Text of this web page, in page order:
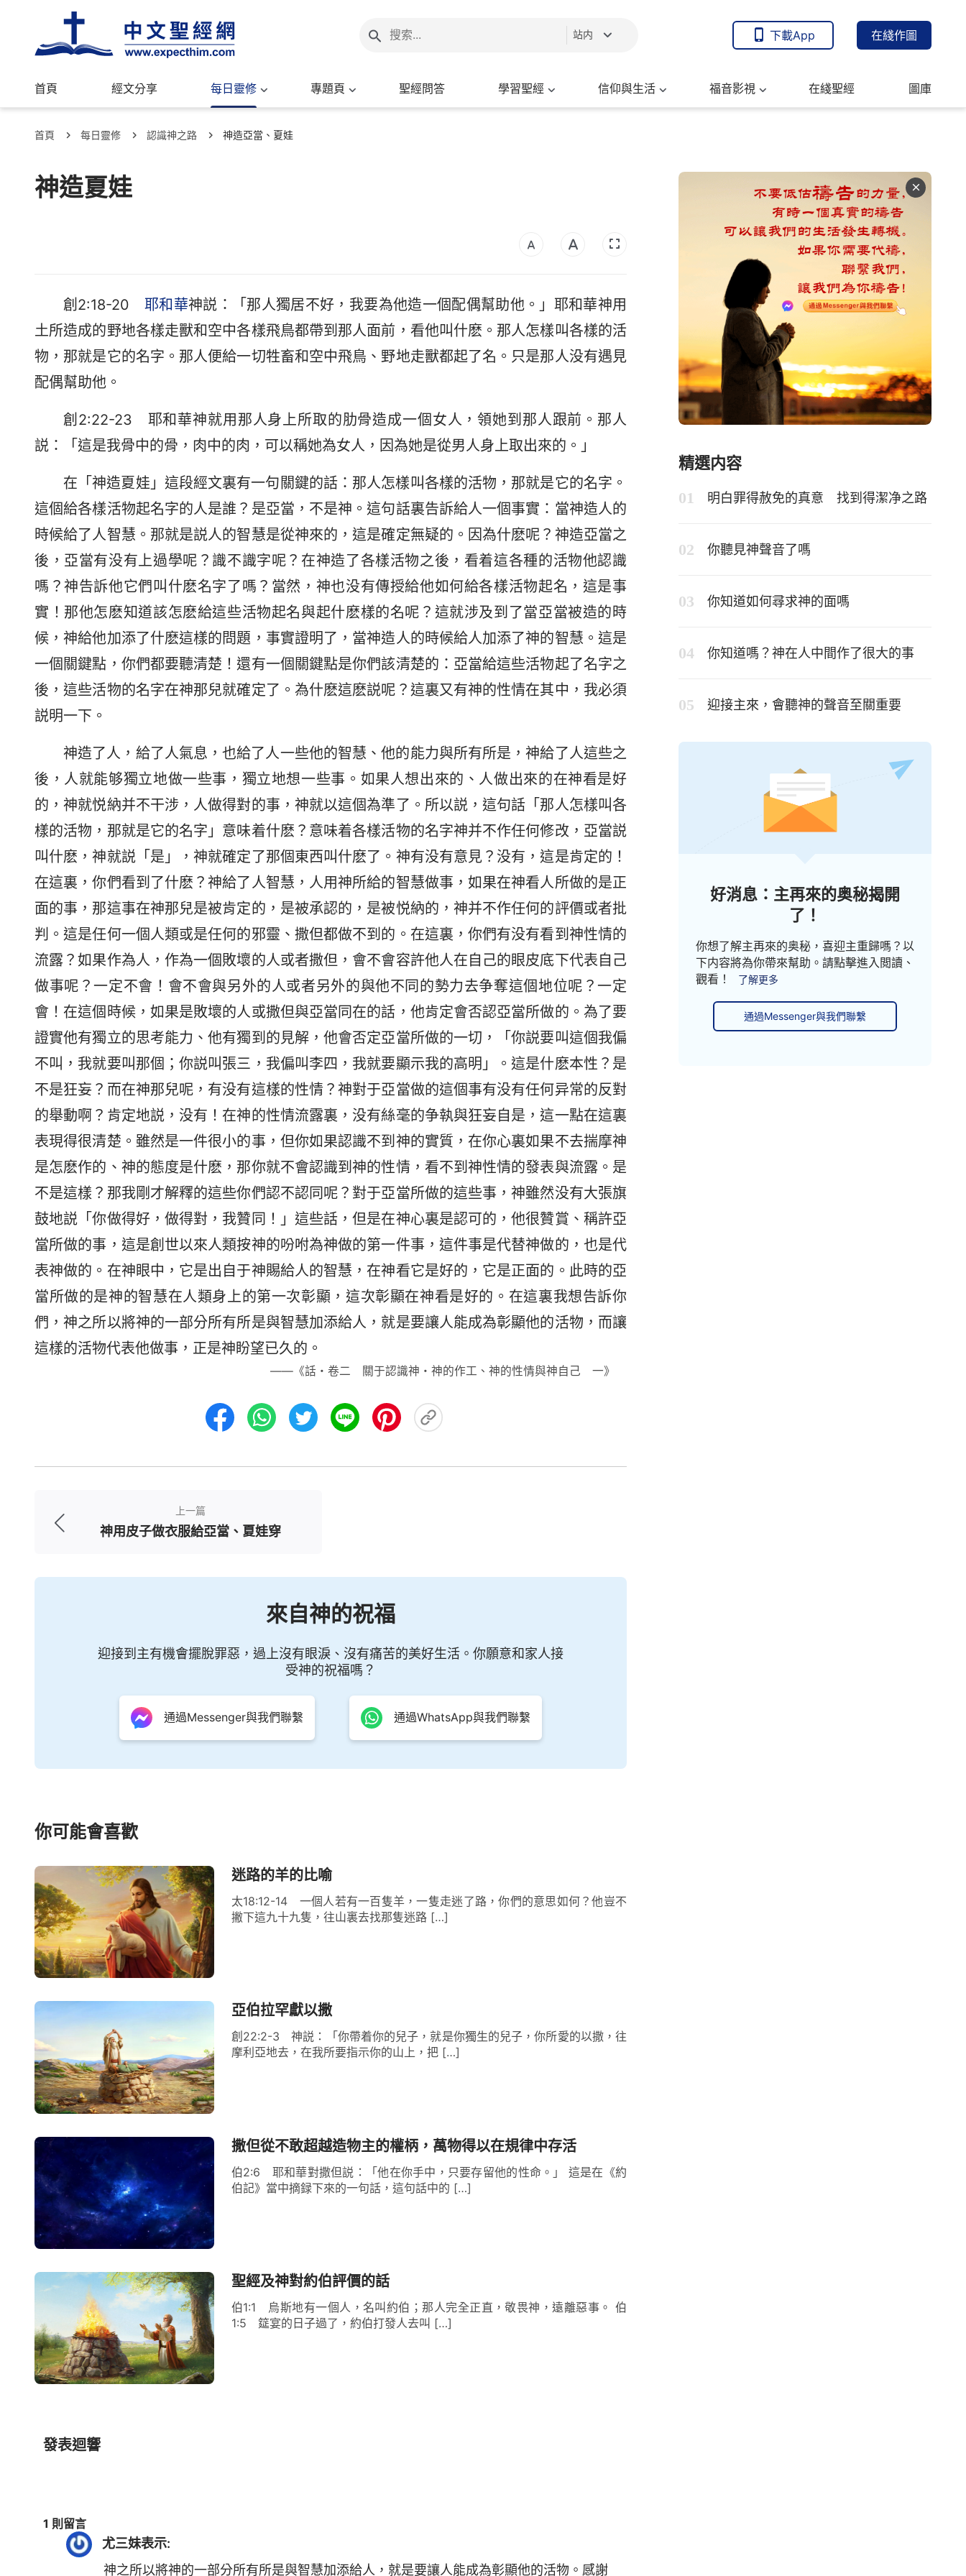
站内 下載App 在綫作圖
首頁 經文分享 每日靈修 專題頁 聖經問答 學習聖經 信仰與生活 福音影視 在綫聖經 圖庫
首頁 每日靈修 認識神之路 神造亞當、夏娃
神造夏娃
創2:18-20耶和華神説：「那人獨居不好，我要為他造一個配偶幫助他。」耶和華神用
土所造成的野地各樣走獸和空中各樣飛鳥都帶到那人面前，看他叫什麽。那人怎樣叫各樣的活
物，那就是它的名字。那人便給一切牲畜和空中飛鳥、野地走獸都起了名。只是那人没有遇見
配偶幫助他。
創2:22-23 耶和華神就用那人身上所取的肋骨造成一個女人，領她到那人跟前。那人
説：「這是我骨中的骨，肉中的肉，可以稱她為女人，因為她是從男人身上取出來的。」
在「神造夏娃」這段經文裏有一句關鍵的話：那人怎樣叫各樣的活物，那就是它的名字。
這個給各樣活物起名字的人是誰？是亞當，不是神。這句話裏告訴給人一個事實：當神造人的
時候給了人智慧。那就是説人的智慧是從神來的，這是確定無疑的。因為什麽呢？神造亞當之
後，亞當有没有上過學呢？識不識字呢？在神造了各樣活物之後，看着這各種的活物他認識
嗎？神告訴他它們叫什麽名字了嗎？當然，神也没有傳授給他如何給各樣活物起名，這是事
實！那他怎麽知道該怎麽給這些活物起名與起什麽樣的名呢？這就涉及到了當亞當被造的時
候，神給他加添了什麽這樣的問題，事實證明了，當神造人的時候給人加添了神的智慧。這是
一個關鍵點，你們都要聽清楚！還有一個關鍵點是你們該清楚的：亞當給這些活物起了名字之
後，這些活物的名字在神那兒就確定了。為什麽這麽説呢？這裏又有神的性情在其中，我必須
説明一下。
神造了人，給了人氣息，也給了人一些他的智慧、他的能力與所有所是，神給了人這些之
後，人就能够獨立地做一些事，獨立地想一些事。如果人想出來的、人做出來的在神看是好
的，神就悦納并不干涉，人做得對的事，神就以這個為準了。所以説，這句話「那人怎樣叫各
樣的活物，那就是它的名字」意味着什麽？意味着各樣活物的名字神并不作任何修改，亞當説
叫什麽，神就説「是」，神就確定了那個東西叫什麽了。神有没有意見？没有，這是肯定的！
在這裏，你們看到了什麽？神給了人智慧，人用神所給的智慧做事，如果在神看人所做的是正
面的事，那這事在神那兒是被肯定的，是被承認的，是被悦納的，神并不作任何的評價或者批
判。這是任何一個人類或是任何的邪靈、撒但都做不到的。在這裏，你們有没有看到神性情的
流露？如果作為人，作為一個敗壞的人或者撒但，會不會容許他人在自己的眼皮底下代表自己
做事呢？一定不會！會不會與另外的人或者另外的與他不同的勢力去争奪這個地位呢？一定
會！在這個時候，如果是敗壞的人或撒但與亞當同在的話，他肯定會否認亞當所做的。為了要
證實他有獨立的思考能力、他有獨到的見解，他會否定亞當所做的一切，「你説要叫這個我偏
不叫，我就要叫那個；你説叫張三，我偏叫李四，我就要顯示我的高明」。這是什麽本性？是
不是狂妄？而在神那兒呢，有没有這樣的性情？神對于亞當做的這個事有没有任何异常的反對
的舉動啊？肯定地説，没有！在神的性情流露裏，没有絲毫的争執與狂妄自是，這一點在這裏
表現得很清楚。雖然是一件很小的事，但你如果認識不到神的實質，在你心裏如果不去揣摩神
是怎麽作的、神的態度是什麽，那你就不會認識到神的性情，看不到神性情的發表與流露。是
不是這樣？那我剛才解釋的這些你們認不認同呢？對于亞當所做的這些事，神雖然没有大張旗
鼓地説「你做得好，做得對，我贊同！」這些話，但是在神心裏是認可的，他很贊賞、稱許亞
當所做的事，這是創世以來人類按神的吩咐為神做的第一件事，這件事是代替神做的，也是代
表神做的。在神眼中，它是出自于神賜給人的智慧，在神看它是好的，它是正面的。此時的亞
當所做的是神的智慧在人類身上的第一次彰顯，這次彰顯在神看是好的。在這裏我想告訴你
們，神之所以將神的一部分所有所是與智慧加添給人，就是要讓人能成為彰顯他的活物，而讓
這樣的活物代表他做事，正是神盼望已久的。
——《話・卷二 關于認識神・神的作工、神的性情與神自己 一》
上一篇
神用皮子做衣服給亞當、夏娃穿
來自神的祝福
迎接到主有機會擺脫罪惡，過上沒有眼淚、沒有痛苦的美好生活。你願意和家人接
受神的祝福嗎？
通過Messenger與我們聯繫 通過WhatsApp與我們聯繫
你可能會喜歡
迷路的羊的比喻
太18:12-14 一個人若有一百隻羊，一隻走迷了路，你們的意思如何？他豈不
撇下這九十九隻，往山裏去找那隻迷路 […]
亞伯拉罕獻以撒
創22:2-3 神説：「你帶着你的兒子，就是你獨生的兒子，你所愛的以撒，往
摩利亞地去，在我所要指示你的山上，把 […]
撒但從不敢超越造物主的權柄，萬物得以在規律中存活
伯2:6 耶和華對撒但説：「他在你手中，只要存留他的性命。」 這是在《約
伯記》當中摘録下來的一句話，這句話中的 […]
聖經及神對約伯評價的話
伯1:1 烏斯地有一個人，名叫約伯；那人完全正直，敬畏神，遠離惡事。 伯
1:5 筵宴的日子過了，約伯打發人去叫 […]
發表迴響
1 則留言
尤三妹表示:
神之所以將神的一部分所有所是與智慧加添給人，就是要讓人能成為彰顯他的活物。感謝
精選内容
明白罪得赦免的真意 找到得潔净之路
你聽見神聲音了嗎
你知道如何尋求神的面嗎
你知道嗎？神在人中間作了很大的事
迎接主來，會聽神的聲音至關重要
好消息：主再來的奥秘揭開
了！
你想了解主再來的奥秘，喜迎主重歸嗎？以
下内容將為你帶來幫助。請點擊進入閲讀、
觀看！
了解更多
通過Messenger與我們聯繫